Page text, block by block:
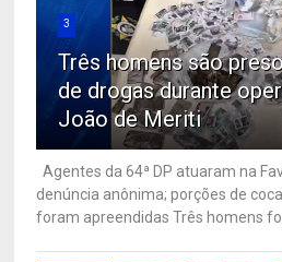
3
Três homens são
de drogas durante
João de Meriti
Agentes da 64ª DP atuaram na
denúncia anônima; porções de
foram apreendidas Três homens